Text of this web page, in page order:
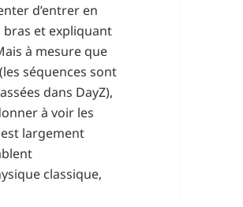
d’entrer en
bras et expliquant
à mesure que
séquences sont
dans DayZ),
à voir les
largement
classique,